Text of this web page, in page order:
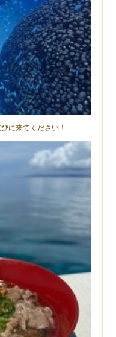
に来てください！